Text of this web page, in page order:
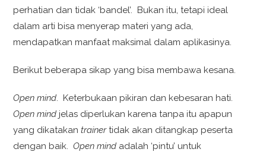
perhatian dan tidak ‘bandel’. Bukan itu, tetapi ideal
dalam arti bisa menyerap materi yang ada,
mendapatkan manfaat maksimal dalam aplikasinya.
Berikut beberapa sikap yang bisa membawa kesana.
Open mind. Keterbukaan pikiran dan kebesaran hati.
Open mind jelas diperlukan karena tanpa itu apapun
yang dikatakantrainertidak akan ditangkap peserta
dengan baik.Open mind adalah ‘pintu’ untuk